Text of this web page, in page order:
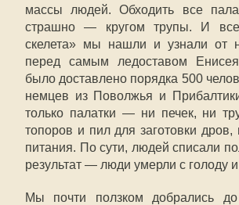
массы людей. Обходить все
страшно — кругом трупы. И
скелета» мы нашли и узнали от
перед самым ледоставом
было доставлено порядка 500
немцев из Поволжья и
только палатки — ни печек, ни
топоров и пил для заготовки дров,
питания. По сути, людей списали
результат — люди умерли с голоду
Мы почти ползком добрались